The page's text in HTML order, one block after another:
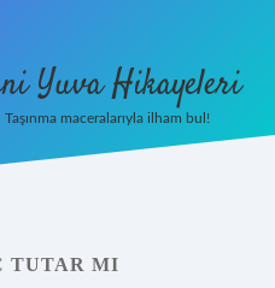
Yuva Hikayeleri
Taşınma maceralarıyla ilham bul!
TUTAR MI